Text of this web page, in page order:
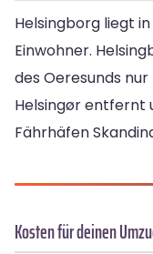
Helsingborg liegt
Einwohner.
des Oeresunds
Helsingør entfernt
Fährhäfen
Kosten für deinen